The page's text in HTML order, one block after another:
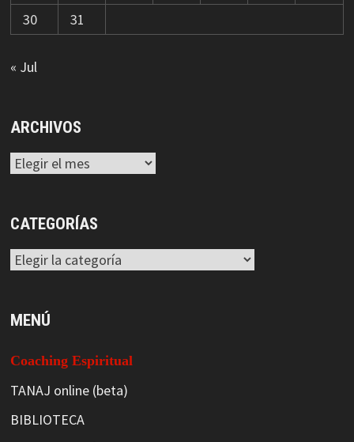
30
31
« Jul
ARCHIVOS
Archivos
CATEGORÍAS
Categorías
MENÚ
Coaching Espiritual
TANAJ online (beta)
BIBLIOTECA